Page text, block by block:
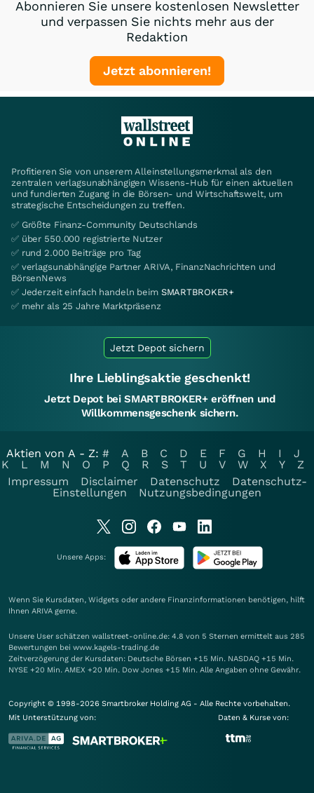
Abonnieren Sie unsere kostenlosen Newsletter
und verpassen Sie nichts mehr aus der
Redaktion
Jetzt abonnieren!
Profitieren Sie von unserem Alleinstellungsmerkmal als den
zentralen verlagsunabhängigen Wissens-Hub für einen aktuellen
und fundierten Zugang in die Börsen- und Wirtschaftswelt, um
strategische Entscheidungen zu treffen.
✅ Größte Finanz-Community Deutschlands
✅ über 550.000 registrierte Nutzer
✅ rund 2.000 Beiträge pro Tag
✅ verlagsunabhängige Partner ARIVA, FinanzNachrichten und
BörsenNews
✅ Jederzeit einfach handeln beim SMARTBROKER+
✅ mehr als 25 Jahre Marktpräsenz
Jetzt Depot sichern
Ihre Lieblingsaktie geschenkt!
Jetzt Depot bei SMARTBROKER+ eröffnen und
Willkommensgeschenk sichern.
Aktien von A - Z: # A B C D E F G H I
J
K
L M N O P Q R S T U V W X Y
Z
Impressum
Disclaimer Datenschutz
Datenschutz-
Einstellungen
Nutzungsbedingungen
Unsere Apps:
Wenn Sie Kursdaten, Widgets oder andere Finanzinformationen benötigen, hilft
Ihnen ARIVA gerne.
Unsere User schätzen wallstreet-online.de: 4.8 von 5 Sternen ermittelt aus 285
Bewertungen bei www.kagels-trading.de
Zeitverzögerung der Kursdaten: Deutsche Börsen +15 Min. NASDAQ +15 Min.
NYSE +20 Min. AMEX +20 Min. Dow Jones +15 Min. Alle Angaben ohne Gewähr.
Copyright © 1998-2026 Smartbroker Holding AG - Alle Rechte vorbehalten.
Mit Unterstützung von:
Daten & Kurse von: